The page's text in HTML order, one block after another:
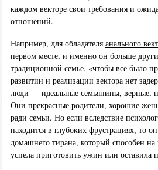
каждом векторе свои требования и
отношений.
Например, для обладателя анального
первом месте, и именно он больше
традиционной семье, «чтобы все было
развитии и реализации вектора нет
люди — идеальные семьянины, верные,
Они прекрасные родители, хорошие
ради семьи. Но если вследствие
находится в глубоких фрустрациях, то
домашнего тирана, который способен
успела приготовить ужин или оставила